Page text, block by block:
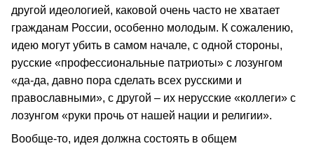
другой идеологией, каковой очень часто не хватает
гражданам России, особенно молодым. К сожалению,
идею могут убить в самом начале, с одной стороны,
русские «профессиональные патриоты» с лозунгом
«да-да, давно пора сделать всех русскими и
православными», с другой – их нерусские «коллеги» с
лозунгом «руки прочь от нашей нации и религии».
Вообще-то, идея должна состоять в общем